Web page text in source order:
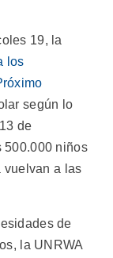
19, la
los
según lo
de
500.000 niños
vuelvan a las
de
la UNRWA